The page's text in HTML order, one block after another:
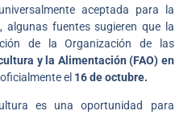
aceptada para la
, algunas fuentes sugieren que la
de la Organización de las
y la Alimentación (FAO) en
el 16 de octubre.
es una oportunidad para